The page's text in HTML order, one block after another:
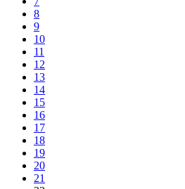
8
9
10
11
12
13
14
15
16
17
18
19
20
21